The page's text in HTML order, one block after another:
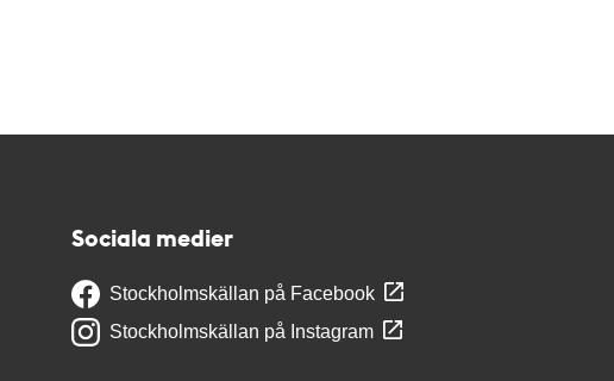
Sociala medier
Stockholmskällan på Facebook
Stockholmskällan på Instagram